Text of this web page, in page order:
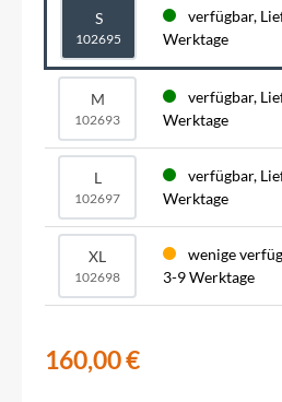
S
102695
verfügbar,
Werktage
M
102693
verfügbar,
Werktage
L
102697
verfügbar,
Werktage
XL
102698
wenige
3-9 Werktage
160,00 €